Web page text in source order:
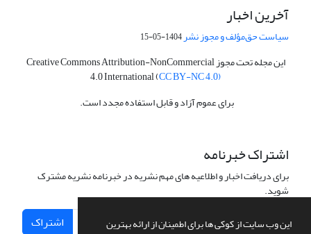
این وب سایت از کوکی ها برای اطمینان از ارائه بهترین
آخرین اخبار
سیاست حق‌مؤلف و مجوز نشر1404-05-15
این مجله تحت مجوز Creative Commons Attribution-NonCommercial
4.0 International (CC BY-NC 4.0)
برای عموم آزاد و قابل استفاده مجدد است.
اشتراک خبرنامه
برای دریافت اخبار و اطلاعیه های مهم نشریه در خبرنامه نشریه مشترک
شوید.
اشتراک